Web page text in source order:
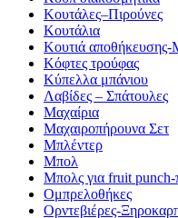
Κουτάλες–Πιρούνες
Κουτάλια
Κουτιά αποθήκευσης-
Κόφτες τρούφας
Κύπελλα μπάνιου
Λαβίδες – Σπάτουλες
Μαχαίρια
Μαχαιροπήρουνα Σετ
Μπλέντερ
Μπολ
Μπολς για fruit
Ομπρελοθήκες
Ορντεβιέρες-